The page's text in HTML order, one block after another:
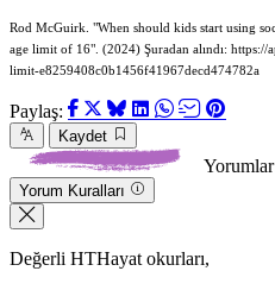
Rod McGuirk. "When should kids start using
age limit of 16". (2024) Şuradan alındı: https://
limit-e8259408c0b1456f41967decd474782a
Paylaş:
Kaydet
Yorumlar
Yorum Kuralları
Değerli HTHayat okurları,